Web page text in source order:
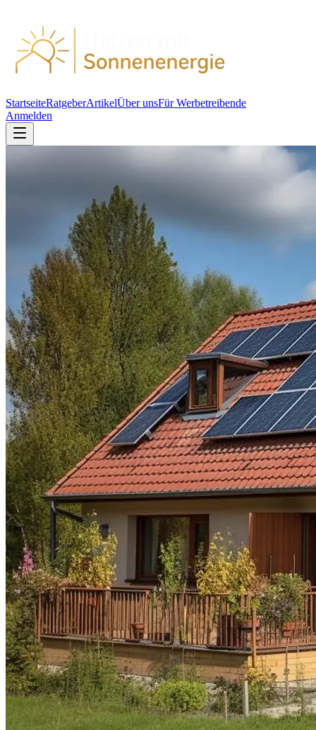
StartseiteRatgeberArtikelÜber unsFür Werbetreibende
Anmelden